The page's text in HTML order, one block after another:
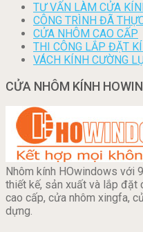
TƯ VẤN LÀM CỬA
CÔNG TRÌNH ĐÃ
CỬA NHÔM CAO CẤP
THI CÔNG LẮP ĐẶT
VÁCH KÍNH CƯỜNG
CỬA NHÔM KÍNH
Nhôm kính HOwindows với
thiết kế, sản xuất và lắp đặt
cao cấp, cửa nhôm xingfa,
dựng.